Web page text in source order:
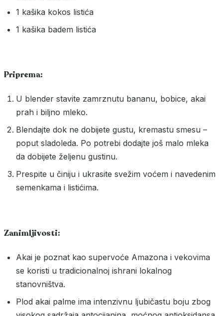
1 kašika kokos listića
1 kašika badem listića
Priprema:
U blender stavite zamrznutu bananu, bobice, akai
prah i biljno mleko.
Blendajte dok ne dobijete gustu, kremastu smesu –
poput sladoleda. Po potrebi dodajte još malo mleka
da dobijete željenu gustinu.
Prespite u činiju i ukrasite svežim voćem i navedenim
semenkama i listićima.
Zanimljivosti:
Akai je poznat kao supervoće Amazona i vekovima
se koristi u tradicionalnoj ishrani lokalnog
stanovništva.
Plod akai palme ima intenzivnu ljubičastu boju zbog